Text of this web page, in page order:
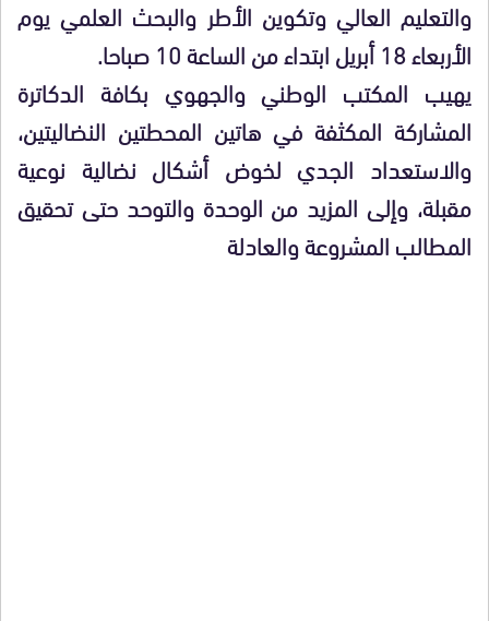
والتعليم العالي وتكوين الأطر والبحث العلمي يوم
الأربعاء 18 أبريل ابتداء من الساعة 10 صباحا.
يهيب المكتب الوطني والجهوي بكافة الدكاترة
المشاركة المكثفة في هاتين المحطتين النضاليتين،
والاستعداد الجدي لخوض أشكال نضالية نوعية
مقبلة، وإلى المزيد من الوحدة والتوحد حتى تحقيق
المطالب المشروعة والعادلة